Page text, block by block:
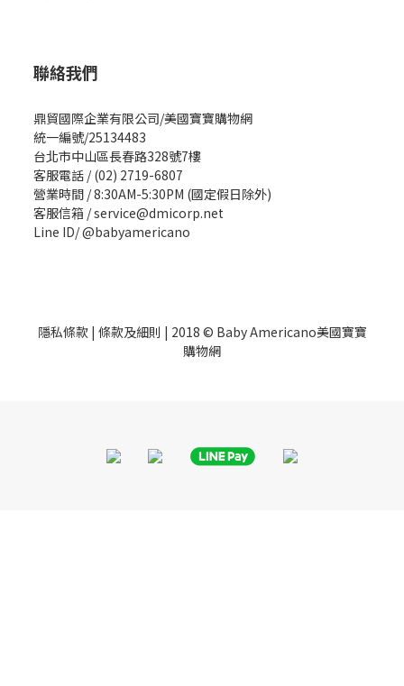
聯絡我們
鼎貿國際企業有限公司/美國寶寶購物網
統一編號/25134483
台北市中山區長春路328號7樓
客服電話 / (02) 2719-6807
營業時間 / 8:30AM-5:30PM (國定假日除外)
客服信箱 / service@dmicorp.net
Line ID/ @babyamericano
隱私條款| 條款及細則 | 2018 © Baby Americano美國寶寶
購物網